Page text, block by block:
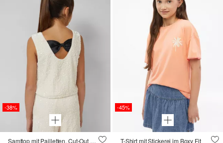
-38%
Samttop mit Pailletten, Cut-Out und Schleife
-45%
T-Shirt mit Stickerei im Boxy Fit